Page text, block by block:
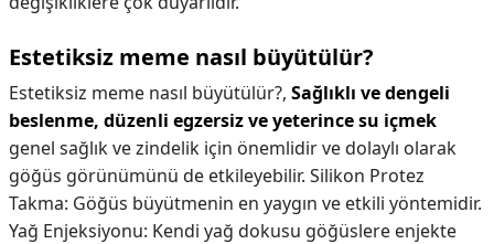
Estetiksiz meme nasıl büyütülür?
Estetiksiz meme nasıl büyütülür?, Sağlıklı ve dengeli
beslenme, düzenli egzersiz ve yeterince su içmek
genel sağlık ve zindelik için önemlidir ve dolaylı olarak
göğüs görünümünü de etkileyebilir. Silikon Protez
Takma: Göğüs büyütmenin en yaygın ve etkili yöntemidir.
Yağ Enjeksiyonu: Kendi yağ dokusu göğüslere enjekte